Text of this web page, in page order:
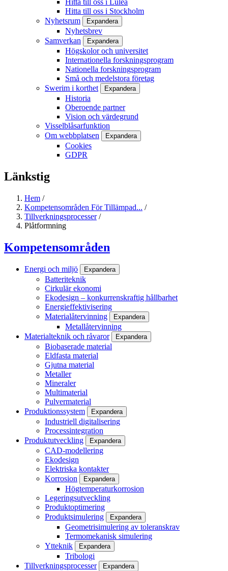
Hitta till oss i Stockholm
Nyhetsrum
Expandera
Nyhetsbrev
Samverkan
Expandera
Högskolor och universitet
Internationella forskningsprogram
Nationella forskningsprogram
Små och medelstora företag
Swerim i korthet
Expandera
Historia
Oberoende partner
Vision och värdegrund
Visselblåsarfunktion
Om webbplatsen
Expandera
Cookies
GDPR
Länkstig
Hem /
Kompetensområden För Tillämpad... /
Tillverkningsprocesser /
Plåtformning
Kompetensområden
Energi och miljö Expandera
Batteriteknik
Cirkulär ekonomi
Ekodesign – konkurrenskraftig hållbarhet
Energieffektivisering
Materialåtervinning
Expandera
Metallåtervinning
Materialteknik och råvaror
Expandera
Biobaserade material
Eldfasta material
Gjutna material
Metaller
Mineraler
Multimaterial
Pulvermaterial
Produktionssystem
Expandera
Industriell digitalisering
Processintegration
Produktutveckling
Expandera
CAD-modellering
Ekodesign
Elektriska kontakter
Korrosion
Expandera
Högtemperaturkorrosion
Legeringsutveckling
Produktoptimering
Produktsimulering
Expandera
Geometrisimulering av toleranskrav
Termomekanisk simulering
Ytteknik
Expandera
Tribologi
Tillverkningsprocesser
Expandera